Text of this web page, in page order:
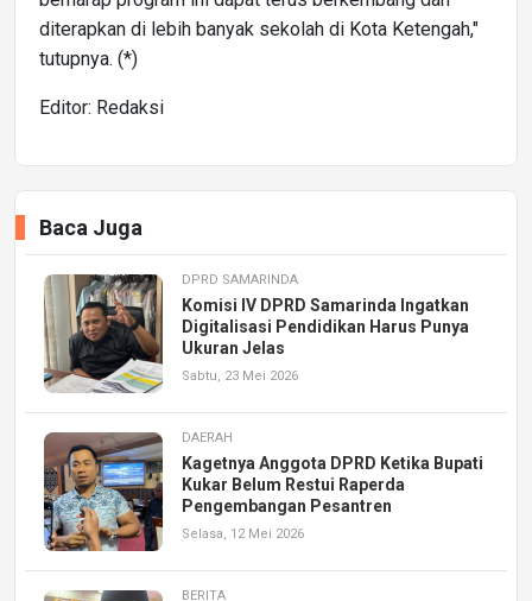
diterapkan di lebih banyak sekolah di Kota Ketengah,"
tutupnya. (*)
Editor: Redaksi
Baca Juga
DPRD SAMARINDA
Komisi IV DPRD Samarinda Ingatkan
Digitalisasi Pendidikan Harus Punya
Ukuran Jelas
Sabtu, 23 Mei 2026
DAERAH
Kagetnya Anggota DPRD Ketika Bupati
Kukar Belum Restui Raperda
Pengembangan Pesantren
Selasa, 12 Mei 2026
BERITA